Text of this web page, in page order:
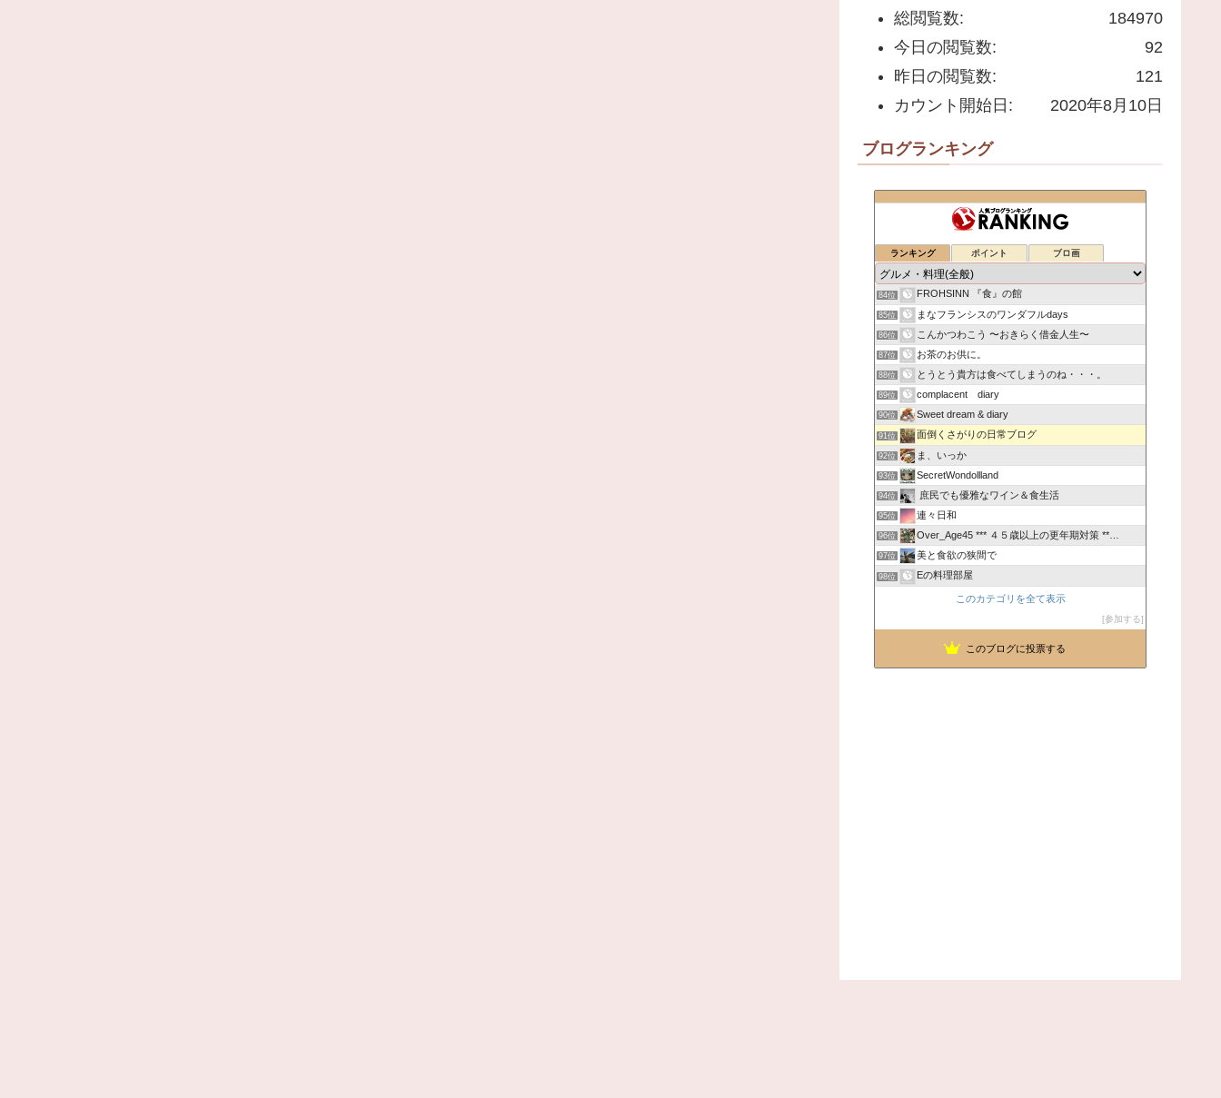
184970
総閲覧数:
92
今日の閲覧数:
121
昨日の閲覧数:
2020年8月10日
カウント開始日:
ブログランキング
ランキング ポイント ブロ画
84位 FROHSINN 『食』の館
85位 まなフランシスのワンダフルdays
86位 こんかつわこう 〜おきらく借金人生〜
87位 お茶のお供に。
88位 とうとう貴方は食べてしまうのね・・・。
89位 complacent diary
90位 Sweet dream & diary
91位 面倒くさがりの日常ブログ
92位 ま、いっか
93位 SecretWondollland
94位 庶民でも優雅なワイン＆食生活
95位 連々日和
96位 Over_Age45 *** ４５歳以上の更年期対策 **…
97位 美と食欲の狭間で
98位 Eの料理部屋
このカテゴリを全て表示
参加する
このブログに投票する